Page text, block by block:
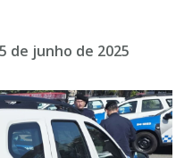
5 de junho de 2025